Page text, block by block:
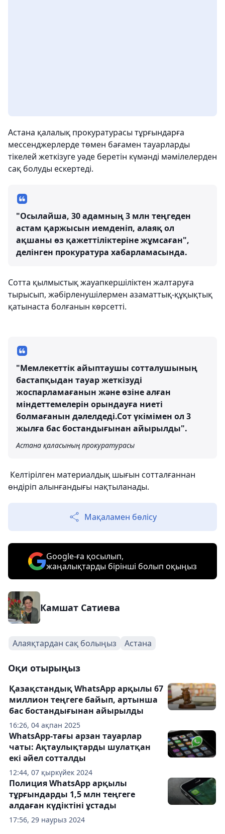
Астана қалалық прокуратурасы тұрғындарға
мессенджерлерде төмен бағамен тауарларды
тікелей жеткізуге уәде беретін күмәнді мәмілелерден
сақ болуды ескертеді.
"Осылайша, 30 адамның 3 млн теңгеден
астам қаржысын иемденіп, алаяқ ол
ақшаны өз қажеттіліктеріне жұмсаған",
делінген прокуратура хабарламасында.
Сотта қылмыстық жауапкершіліктен жалтаруға
тырысып, жәбірленушілермен азаматтық-құқықтық
қатынаста болғанын көрсетті.
"Мемлекеттік айыптаушы сотталушының
бастапқыдан тауар жеткізуді
жоспарламағанын және өзіне алған
міндеттемелерін орындауға ниеті
болмағанын дәлелдеді.Сот үкімімен ол 3
жылға бас бостандығынан айырылды".
Астана қаласының прокуратурасы
Келтірілген материалдық шығын сотталғаннан
өндіріп алынғандығы нақтыланады.
Мақаламен бөлісу
Google-ға қосылып,
жаңалықтарды бірінші болып оқыңыз
Камшат Сатиева
Алаяқтардан сақ болыңыз Астана
Оқи отырыңыз
16:26, 04 ақпан 2025
Қазақстандық WhatsApp арқылы 67
миллион теңгеге байып, артынша
бас бостандығынан айырылды
12:44, 07 қыркүйек 2024
WhatsApp-тағы арзан тауарлар
чаты: Ақтаулықтарды шулатқан
екі әйел сотталды
17:56, 29 наурыз 2024
Полиция WhatsApp арқылы
тұрғындарды 1,5 млн теңгеге
алдаған күдіктіні ұстады